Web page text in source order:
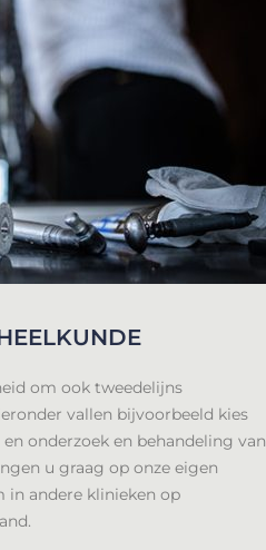
om ook tweedelijns
vallen bijvoorbeeld kies
onderzoek en behandeling van
u graag op onze eigen
in andere klinieken op